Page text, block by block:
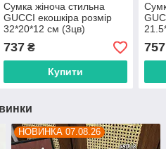
Сумка жіноча стильна
GUCCI екошкіра розмір
32*20*12 см (3цв)
"SUMKA" недорого гуртом
від прямого
постачальника
737₴
Купити
від
757
НОВИНКА 07.08.26